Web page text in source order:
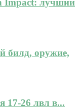
Impact: лучший
билд, оружие,
17-26 лвл в...